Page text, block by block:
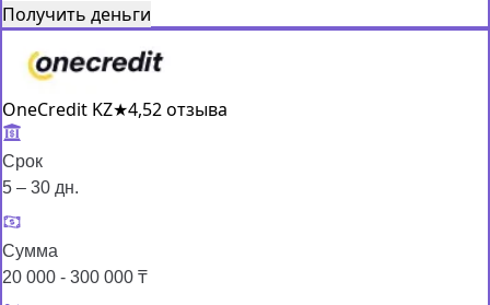
Получить деньги
OneCredit KZ★4,52 отзыва
Срок
5 – 30 дн.
Сумма
20 000 - 300 000 ₸